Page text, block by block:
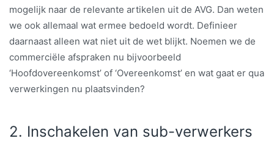
mogelijk naar de relevante artikelen uit de AVG. Dan weten
we ook allemaal wat ermee bedoeld wordt. Definieer
daarnaast alleen wat niet uit de wet blijkt. Noemen we de
commerciële afspraken nu bijvoorbeeld
‘Hoofdovereenkomst’ of ‘Overeenkomst’ en wat gaat er qua
verwerkingen nu plaatsvinden?
2. Inschakelen van sub-verwerkers